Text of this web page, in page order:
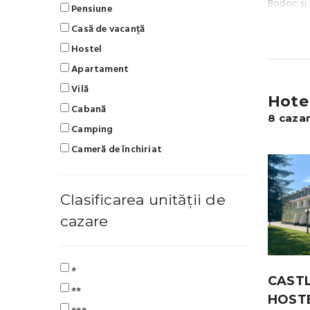
Pensiune
Casă de vacanță
Hostel
Apartament
Vilă
Cabană
Camping
Cameră de închiriat
Clasificarea unității de
cazare
⭐
⭐⭐
Bodoc și
Maps /
63 km
minerale
Dracului
activității
dese și
dioxid
minerale
cure
și
8